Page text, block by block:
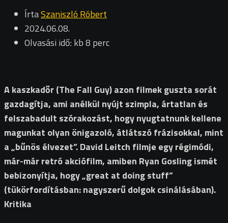
ÍrtaSzaniszló Róbert
2024.06.08.
Olvasási idő: kb 8 perc
A kaszkadőr (The Fall Guy) azon filmek guszta sorát
gazdagítja, ami anélkül nyújt szimpla, ártatlan és
felszabadult szórakozást, hogy nyugtatnunk kellene
magunkat olyan önigazoló, átlátszó frázisokkal, mint
a „bűnös élvezet”. David Leitch filmje egy régimódi,
már-már retró akciófilm, amiben Ryan Gosling ismét
bebizonyítja, hogy „great at doing stuff”
(tükörfordításban: nagyszerű dolgok csinálásában).
Kritika